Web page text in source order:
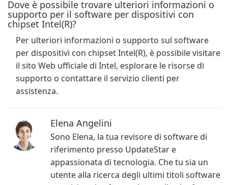
Dove è possibile trovare ulteriori informazioni o
supporto per il software per dispositivi con
chipset Intel(R)?
Per ulteriori informazioni o supporto sul software
per dispositivi con chipset Intel(R), è possibile visitare
il sito Web ufficiale di Intel, esplorare le risorse di
supporto o contattare il servizio clienti per
assistenza.
Elena Angelini
Sono Elena, la tua revisore di software di
riferimento presso UpdateStar e
appassionata di tecnologia. Che tu sia un
utente alla ricerca degli ultimi titoli software